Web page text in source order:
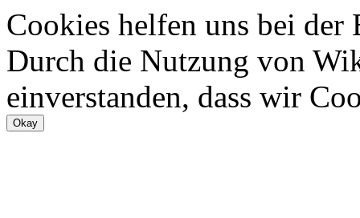
Cookies helfen uns bei
Durch die Nutzung von
einverstanden, dass wir